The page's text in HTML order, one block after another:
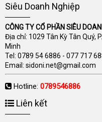
Siêu Doanh Nghiệp
CÔNG TY CỔ PHẦN SIÊU
Địa chỉ: 1029 Tân Kỳ Tân Quý,
Minh
Tel: 0789 54 6886 - 077 717
Email: sidoni.net@gmail.com
Hotline: 0789546886
Liên kết